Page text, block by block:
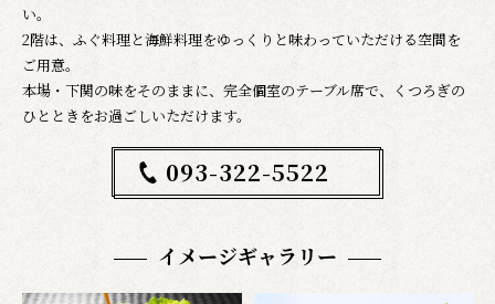
い。
2階は、ふぐ料理と海鮮料理をゆっくりと味わっていただける空間を
ご用意。
本場・下関の味をそのままに、完全個室のテーブル席で、くつろぎの
ひとときをお過ごしいただけます。
093-322-5522
イメージギャラリー